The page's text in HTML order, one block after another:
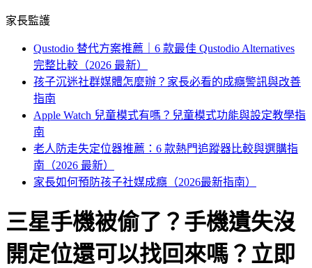
家長監護
Qustodio 替代方案推薦｜6 款最佳 Qustodio Alternatives
完整比較（2026 最新）
孩子沉迷社群媒體怎麼辦？家長必看的成癮警訊與改善
指南
Apple Watch 兒童模式有嗎？兒童模式功能與設定教學指
南
老人防走失定位器推薦：6 款熱門追蹤器比較與選購指
南（2026 最新）
家長如何預防孩子社媒成癮（2026最新指南）
三星手機被偷了？手機遺失沒
開定位還可以找回來嗎？立即